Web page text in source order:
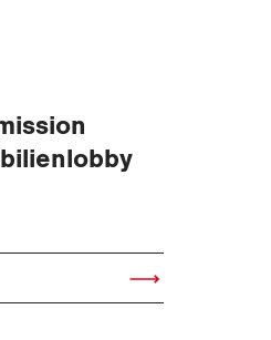
Artikel lesen